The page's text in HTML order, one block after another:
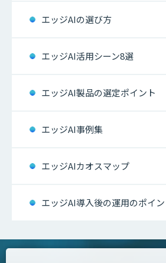
エッジAIの選び方
エッジAI活用シーン8選
エッジAI製品の選定ポイント
エッジAI事例集
エッジAIカオスマップ
エッジAI導入後の運用のポイン